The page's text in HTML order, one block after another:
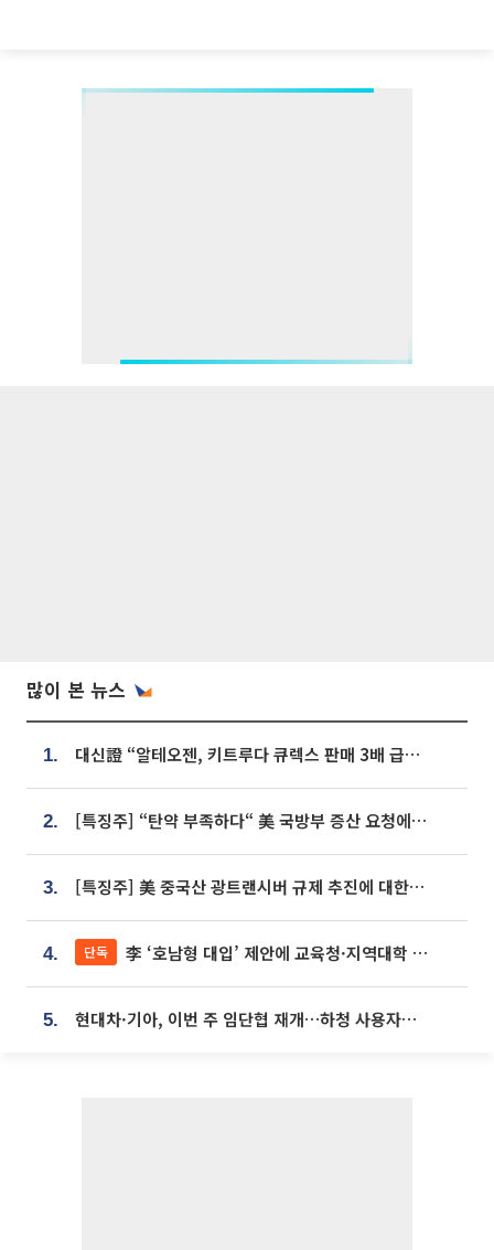
많이 본 뉴스
1. 대신證 “알테오젠, 키트루다 큐렉스 판매 3배 급증…목표가 41만원 상향”
2. [특징주] “탄약 부족하다“ 美 국방부 증산 요청에⋯국내 방산주 급등세
3. [특징주] 美 중국산 광트랜시버 규제 추진에 대한광통신 등 광통신株 강세
4. 단독 李 ‘호남형 대입’ 제안에 교육청·지역대학 서·논술형 입시 연계 '착수'
5. 현대차·기아, 이번 주 임단협 재개…하청 사용자성 재심도 ‘변수’